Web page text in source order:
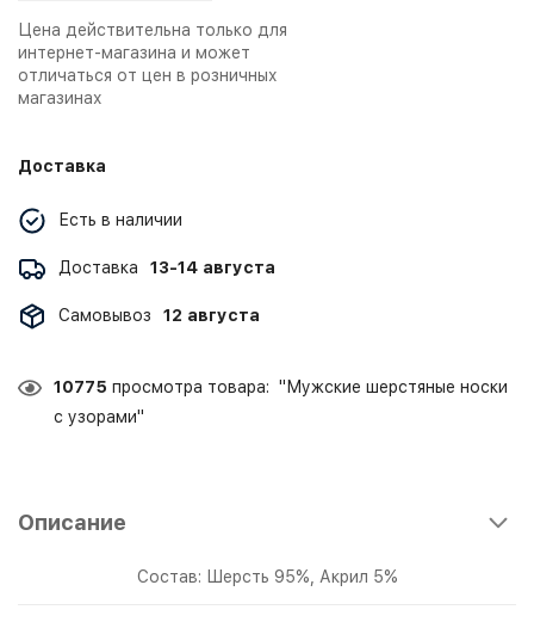
Цена действительна только для
интернет-магазина и может
отличаться от цен в розничных
магазинах
Доставка
Есть в наличии
Доставка 13-14 августа
Самовывоз 12 августа
10775 просмотра товара: "Мужские шерстяные носки
с узорами"
Описание
Состав: Шерсть 95%, Акрил 5%